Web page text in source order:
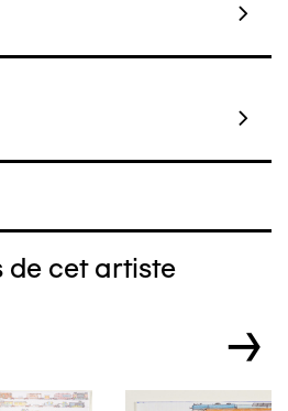
de cet artiste
→